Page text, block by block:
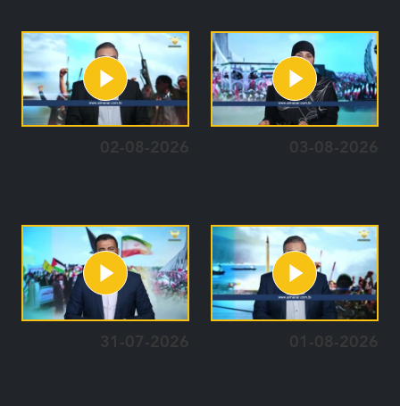
03-08-2026
02-08-2026
01-08-2026
31-07-2026